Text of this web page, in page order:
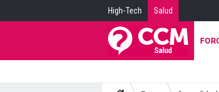
High-Tech Salud